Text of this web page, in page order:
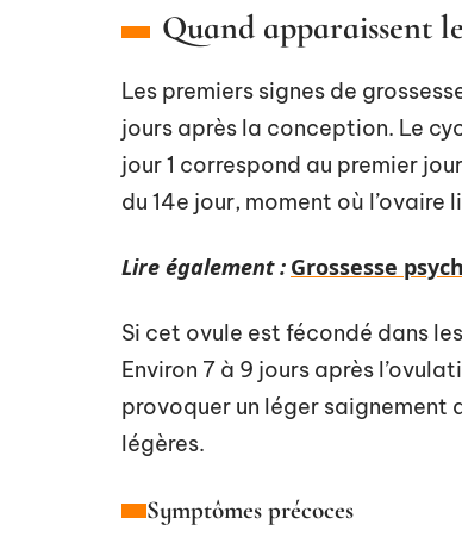
Quand apparaissent
Les premiers signes de
jours après la conception. Le
jour 1 correspond au premier
du 14e jour, moment où l’ovaire
Lire également : Grossesse
Si cet ovule est fécondé dans
Environ 7 à 9 jours après
provoquer un léger saignement
légères.
Symptômes précoces